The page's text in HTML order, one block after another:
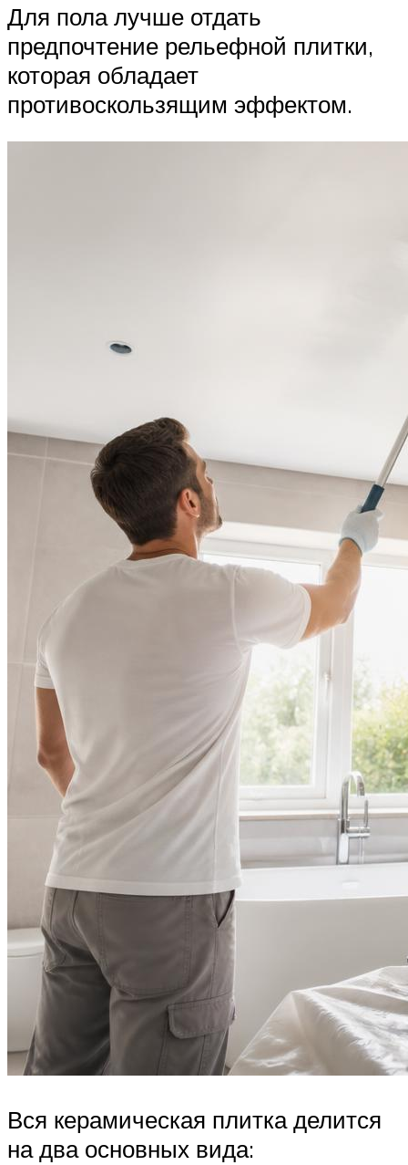
Для пола лучше отдать
предпочтение рельефной плитки,
которая обладает
противоскользящим эффектом.
Вся керамическая плитка делится
на два основных вида: